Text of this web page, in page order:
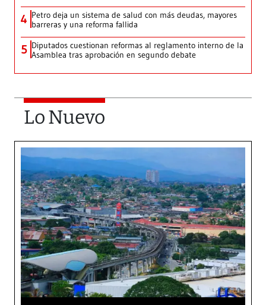
4 Petro deja un sistema de salud con más deudas, mayores
barreras y una reforma fallida
5 Diputados cuestionan reformas al reglamento interno de la
Asamblea tras aprobación en segundo debate
Lo Nuevo